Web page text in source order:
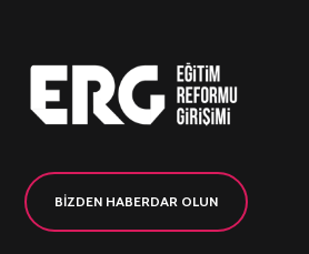
BİZDEN HABERDAR OLUN